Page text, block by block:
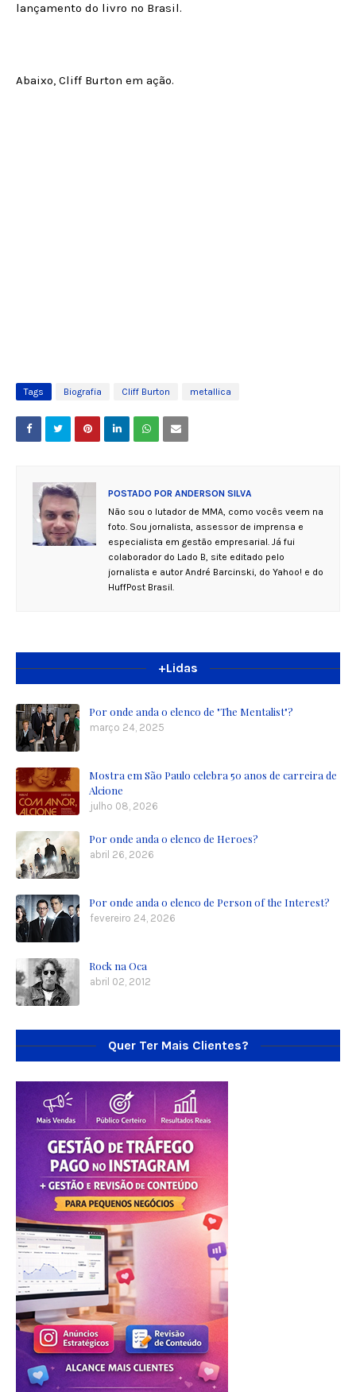
lançamento do livro no Brasil.
Abaixo, Cliff Burton em ação.
Tags Biografia Cliff Burton metallica
POSTADO POR ANDERSON SILVA
Não sou o lutador de MMA, como vocês veem na
foto. Sou jornalista, assessor de imprensa e
especialista em gestão empresarial. Já fui
colaborador do Lado B, site editado pelo
jornalista e autor André Barcinski, do Yahoo! e do
HuffPost Brasil.
+Lidas
Por onde anda o elenco de "The Mentalist"?
março 24, 2025
Mostra em São Paulo celebra 50 anos de carreira de
Alcione
julho 08, 2026
Por onde anda o elenco de Heroes?
abril 26, 2026
Por onde anda o elenco de Person of the Interest?
fevereiro 24, 2026
Rock na Oca
abril 02, 2012
Quer Ter Mais Clientes?